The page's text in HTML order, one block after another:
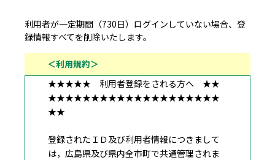
利用者が一定期間（730日）ログインしていない場合、登
録情報すべてを削除いたします。
＜利用規約＞
★★★★★ 利用者登録をされる方へ ★★
★★★★★★★★★★★★★★★★★★★★
★★
登録されたＩＤ及び利用者情報につきまして
は，広島県及び県内全市町で共通管理されま